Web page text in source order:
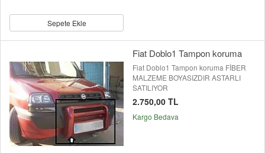
Sepete Ekle
Fiat Doblo1 Tampon koruma
Fiat Doblo1 Tampon koruma FİBER
MALZEME BOYASIZDIR ASTARLI
SATILIYOR
2.750,00 TL
Kargo Bedava